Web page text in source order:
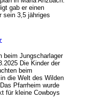
gab er einen
sein 3,5 jähriges
beim Jungscharlager
Die Kinder der
beim
die Welt des Wilden
Pfarrheim wurde
für kleine Cowboys